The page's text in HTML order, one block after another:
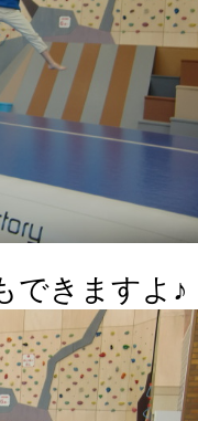
できますよ♪